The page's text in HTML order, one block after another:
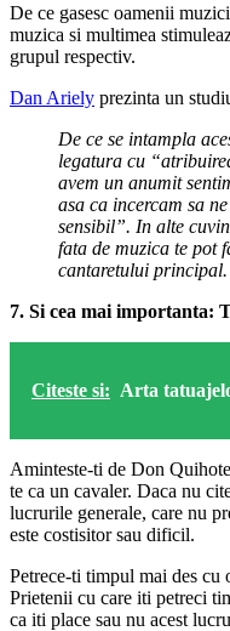
De ce gasesc oamenii
muzica si multimea
grupul respectiv.
Dan Ariely prezinta un
De ce se intampla
legatura cu
avem un anumit
asa ca incercam sa
sensibil”. In alte
fata de muzica te pot
cantaretului principal.
7. Si cea mai importanta:
Citeste si: Arta
Aminteste-ti de Don
te ca un cavaler. Daca nu
lucrurile generale, care nu
este costisitor sau dificil.
Petrece-ti timpul mai des cu
Prietenii cu care iti petreci
ca iti place sau nu acest